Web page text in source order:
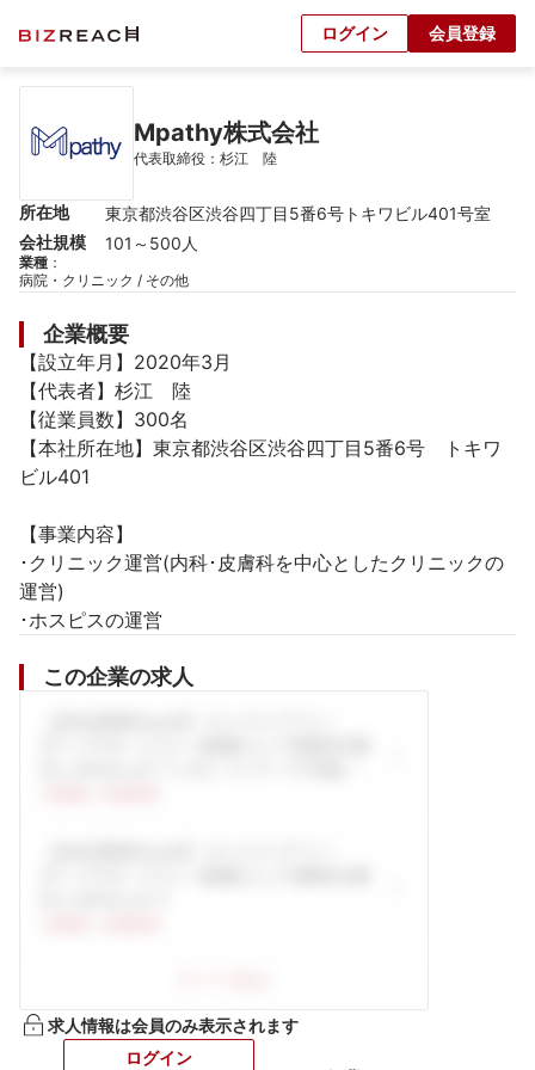
ログイン 会員登録
Mpathy株式会社
代表取締役：杉江　陸
所在地
東京都渋谷区渋谷四丁目5番6号トキワビル401号室
会社規模
101～500人
業種 ：
病院・クリニック / その他
企業概要
【設立年月】2020年3月
【代表者】杉江　陸
【従業員数】300名
【本社所在地】東京都渋谷区渋谷四丁目5番6号　トキワ
ビル401
【事業内容】
･クリニック運営(内科･皮膚科を中心としたクリニックの
運営)
この企業の求人
求人情報は会員のみ表示されます
ログイン